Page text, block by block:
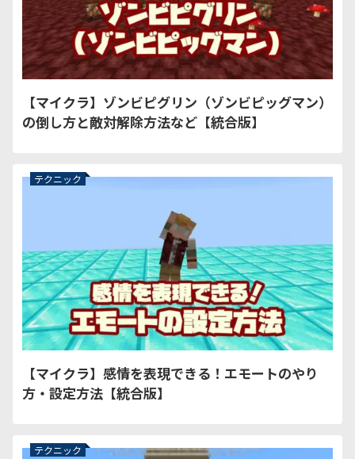
【マイクラ】ゾンビピグリン（ゾンビピッグマン）
の倒し方と敵対解除方法など【統合版】
テクニック
【マイクラ】感情を表現できる！エモートのやり
方・設定方法【統合版】
テクニック